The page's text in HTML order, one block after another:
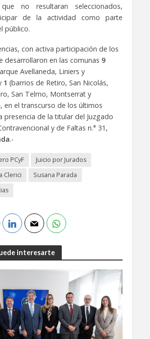
no resultaran seleccionados,
de la actividad como parte
público.
con activa participación de los
desarrollaron en las comunas 9
Avellaneda, Liniers y
1 (barrios de Retiro, San Nicolás,
San Telmo, Montserrat y
en el transcurso de los últimos
presencia de la titular del Juzgado
y de Faltas n.° 31,
.-
PCyF
Juicio por Jurados
Clerici
Susana Parada
interesarte